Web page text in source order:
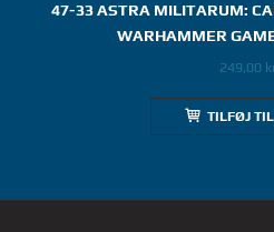
47-33 ASTRA MILITARUM:
WARHAMMER
249,00
TILFØJ